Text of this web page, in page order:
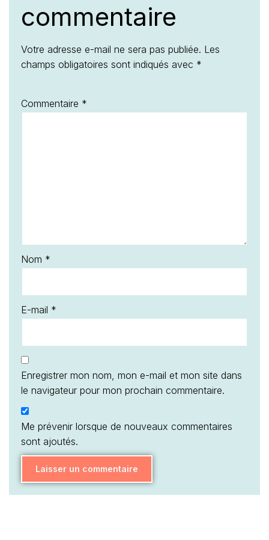
commentaire
Votre adresse e-mail ne sera pas publiée. Les
champs obligatoires sont indiqués avec *
Commentaire *
Nom *
E-mail *
Enregistrer mon nom, mon e-mail et mon site dans
le navigateur pour mon prochain commentaire.
Me prévenir lorsque de nouveaux commentaires
sont ajoutés.